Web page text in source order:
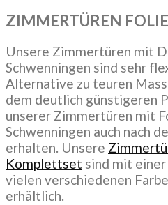
ZIMMERTÜREN
Unsere Zimmertüren mit
Schwenningen sind sehr
Alternative zu teuren
dem deutlich günstigeren
unserer Zimmertüren mit
Schwenningen auch nach
erhalten. Unsere
Komplettset sind mit
vielen verschiedenen
erhältlich.